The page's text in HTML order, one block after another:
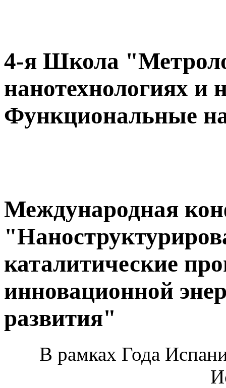
4-я Школа
нанотехнологиях и
Функциональные
Международная
каталитические
инновационной
развития"
В рамках Года